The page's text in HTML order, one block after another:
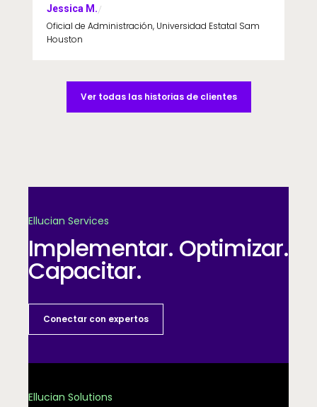
Jessica M./
Oficial de Administración, Universidad Estatal Sam
Houston
Ver todas las historias de clientes
Ellucian Services
Implementar. Optimizar.
Capacitar.
Conectar con expertos
Ellucian Solutions